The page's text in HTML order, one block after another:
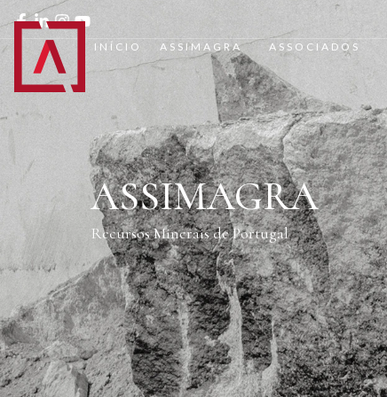
INÍCIO ASSIMAGRA ASSOCIADOS
ASSIMAGRA
Recursos Minerais de Portugal